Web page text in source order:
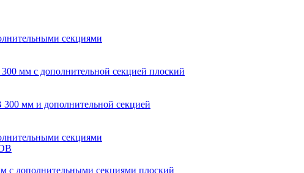
секциями
мм с дополнительной секцией плоский
мм и дополнительной секцией
секциями
дополнительными секциями плоский